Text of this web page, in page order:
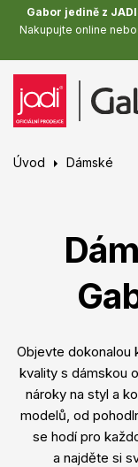
Gabor jedině z
Nakupujte online
Úvod Dámské
Objevte dokonalou
kvality s dámskou
nároky na styl a
modelů, od
se hodí pro
a najděte si